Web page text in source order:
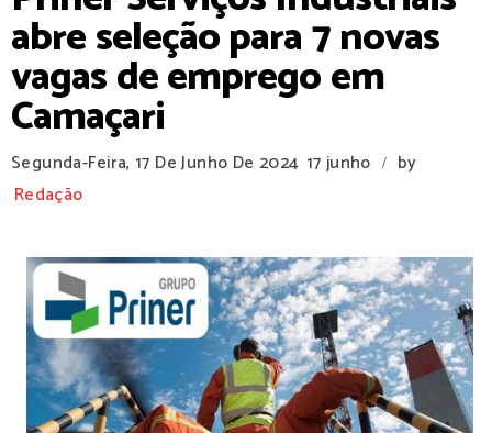
abre seleção para 7 novas
vagas de emprego em
Camaçari
Segunda-Feira, 17 De Junho De 2024 17 junho /
by
Redação